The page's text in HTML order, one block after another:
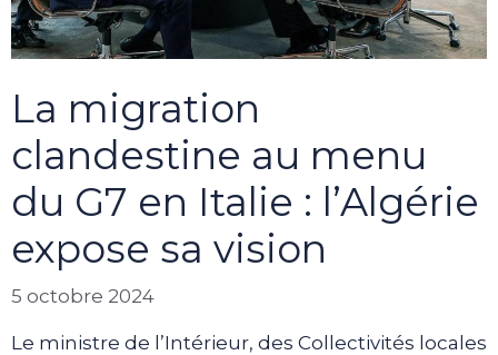
La migration
clandestine au menu
du G7 en Italie : l’Algérie
expose sa vision
5 octobre 2024
Le ministre de l’Intérieur, des Collectivités locales